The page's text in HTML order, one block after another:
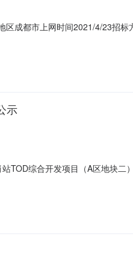
成都市上网时间2021/4/23招
五冶集团有限公司招标人联
示
TOD综合开发项目（A区地块
招标代理机构/招标代理机构